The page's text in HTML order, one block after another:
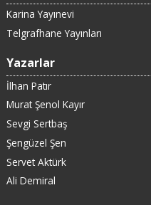
Karina Yayınevi
Telgrafhane Yayınları
Yazarlar
İlhan Patır
Murat Şenol Kayır
Sevgi Sertbaş
Şengüzel Şen
Servet Aktürk
Ali Demiral